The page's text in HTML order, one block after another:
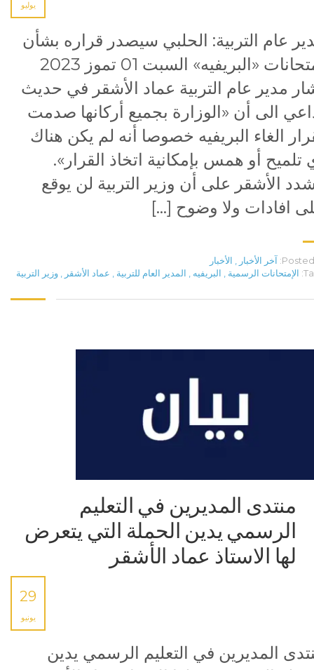
يوليو
عام التربية: الحلبي سيصدر قراره بشأن
إمتحانات «البريفيه» السبت 01 تموز 2023
مدير عام التربية عماد الأشقر في حديث
الى أن «الوزارة بجميع أركانها صدمت
الغاء البريفيه خصوصا أنه لم يكن هناك
تلميح أو همس بإمكانية اتخاذ القرار».
الأشقر على أن وزير التربية لن يوقع
افادات ولا وضوح […]
Posted آخر الأخبار , الأخبار
الإمتحانات الرسمية , البريفيه , المدير العام للتربية , عماد الأشقر , وزير التربية
منتدى المديرين في التعليم
الرسمي يدين الحملة التي يتعرض
لها الاستاذ عماد الأشقر
29
يونيو
المديرين في التعليم الرسمي يدين